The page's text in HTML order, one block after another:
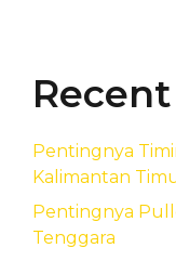
Pentingnya
Kalimantan
Pentingnya
Tenggara